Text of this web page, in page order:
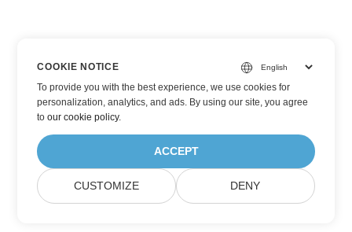
COOKIE NOTICE
To provide you with the best experience, we use cookies for
personalization, analytics, and ads. By using our site, you agree
toour cookie policy.
ACCEPT
CUSTOMIZE DENY